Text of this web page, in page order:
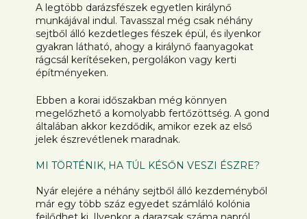
A legtöbb darázsfészek egyetlen királynő
munkájával indul. Tavasszal még csak néhány
sejtből álló kezdetleges fészek épül, és ilyenkor
gyakran látható, ahogy a királynő faanyagokat
rágcsál kerítéseken, pergolákon vagy kerti
építményeken.
Ebben a korai időszakban még könnyen
megelőzhető a komolyabb fertőzöttség. A gond
általában akkor kezdődik, amikor ezek az első
jelek észrevétlenek maradnak.
MI TÖRTÉNIK, HA TÚL KÉSŐN VESZI ÉSZRE?
Nyár elejére a néhány sejtből álló kezdeményből
már egy több száz egyedet számláló kolónia